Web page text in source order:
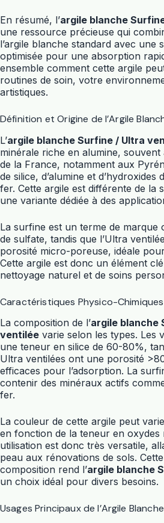
En résumé, l’argile blanche
une ressource précieuse qui
l’argile blanche standard avec une
optimisée pour une absorption
ensemble comment cette argile
routines de soin, votre
artistiques.
Définition et Origine de l’Argile
L’argile blanche Surfine / Ultra
minérale riche en alumine, souvent
de la France, notamment aux
de silice, d’alumine et d’hydroxides
fer. Cette argile est différente de la
une variante dédiée à des
La surfine est un terme de marque
de sulfate, tandis que l’Ultra
porosité micro-poreuse, idéale
Cette argile est donc un élément
nettoyage naturel et de soins
Caractéristiques Physico-Chimiques
La composition de l’argile blanche
ventilée varie selon les types. Les
une teneur en silice de 60-80%,
Ultra ventilées ont une porosité
efficaces pour l’adsorption. La
contenir des minéraux actifs
fer.
La couleur de cette argile peut
en fonction de la teneur en oxydes
utilisation est donc très versatile,
peau aux rénovations de sols.
composition rend l’argile blanche
un choix idéal pour divers besoins.
Usages Principaux de l’Argile Blanche